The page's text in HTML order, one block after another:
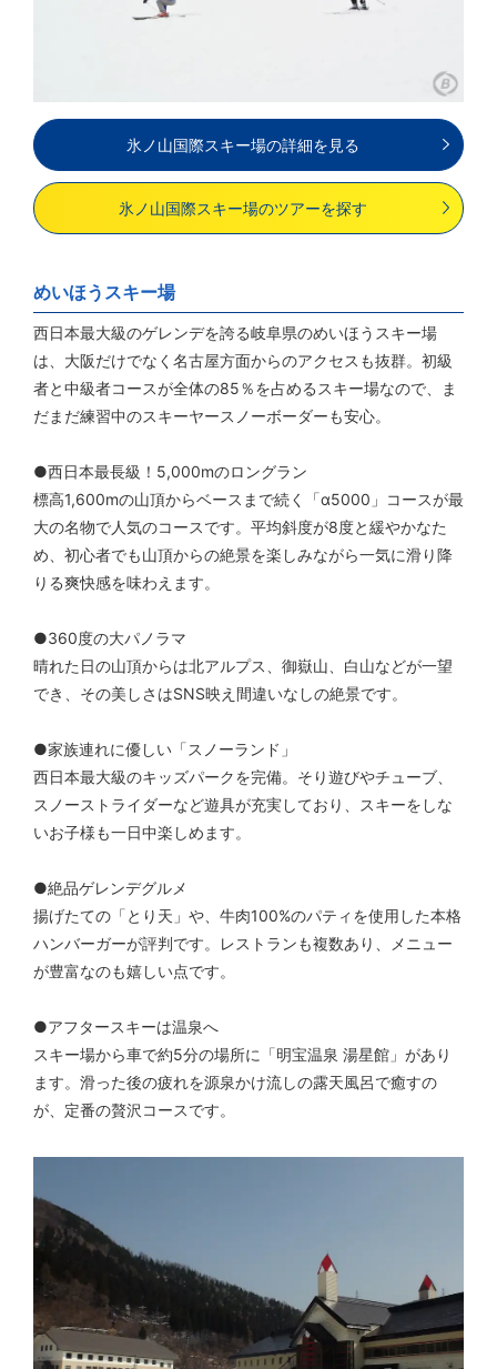
氷ノ山国際スキー場の詳細を見る
氷ノ山国際スキー場のツアーを探す
めいほうスキー場
西日本最大級のゲレンデを誇る岐阜県のめいほうスキー場
は、大阪だけでなく名古屋方面からのアクセスも抜群。初級
者と中級者コースが全体の85％を占めるスキー場なので、ま
だまだ練習中のスキーヤースノーボーダーも安心。
●西日本最長級！5,000mのロングラン
標高1,600mの山頂からベースまで続く「α5000」コースが最
大の名物で人気のコースです。平均斜度が8度と緩やかなた
め、初心者でも山頂からの絶景を楽しみながら一気に滑り降
りる爽快感を味わえます。
●360度の大パノラマ
晴れた日の山頂からは北アルプス、御嶽山、白山などが一望
でき、その美しさはSNS映え間違いなしの絶景です。
●家族連れに優しい「スノーランド」
西日本最大級のキッズパークを完備。そり遊びやチューブ、
スノーストライダーなど遊具が充実しており、スキーをしな
いお子様も一日中楽しめます。
●絶品ゲレンデグルメ
揚げたての「とり天」や、牛肉100%のパティを使用した本格
ハンバーガーが評判です。レストランも複数あり、メニュー
が豊富なのも嬉しい点です。
●アフタースキーは温泉へ
スキー場から車で約5分の場所に「明宝温泉 湯星館」があり
ます。滑った後の疲れを源泉かけ流しの露天風呂で癒すの
が、定番の贅沢コースです。